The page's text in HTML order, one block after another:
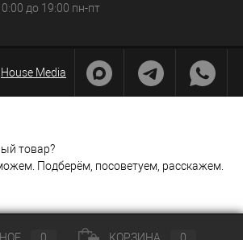
до 19:00 пн-пт
House Media
0 КОРЗИНА 0
товар?
Подберём, посоветуем, расскажем.